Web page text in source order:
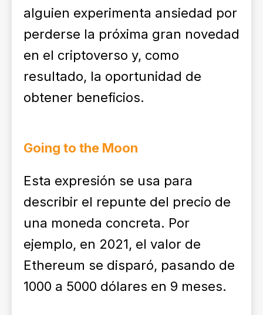
alguien experimenta ansiedad por
perderse la próxima gran novedad
en el criptoverso y, como
resultado, la oportunidad de
obtener beneficios.
Going to the Moon
Esta expresión se usa para
describir el repunte del precio de
una moneda concreta. Por
ejemplo, en 2021, el valor de
Ethereum se disparó, pasando de
1000 a 5000 dólares en 9 meses.